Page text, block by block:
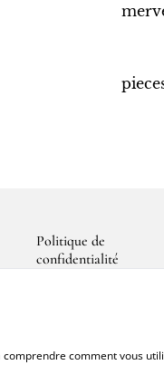
Politique de
confidentialité
comment vous